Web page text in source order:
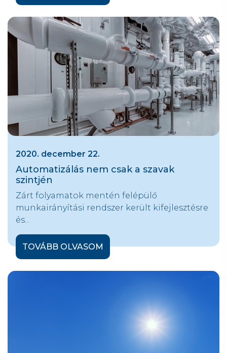
2020. december 22.
Automatizálás nem csak a szavak
szintjén
Zárt folyamatok mentén felépülő
munkairányítási rendszer került kifejlesztésre
és...
TOVÁBB OLVASOM